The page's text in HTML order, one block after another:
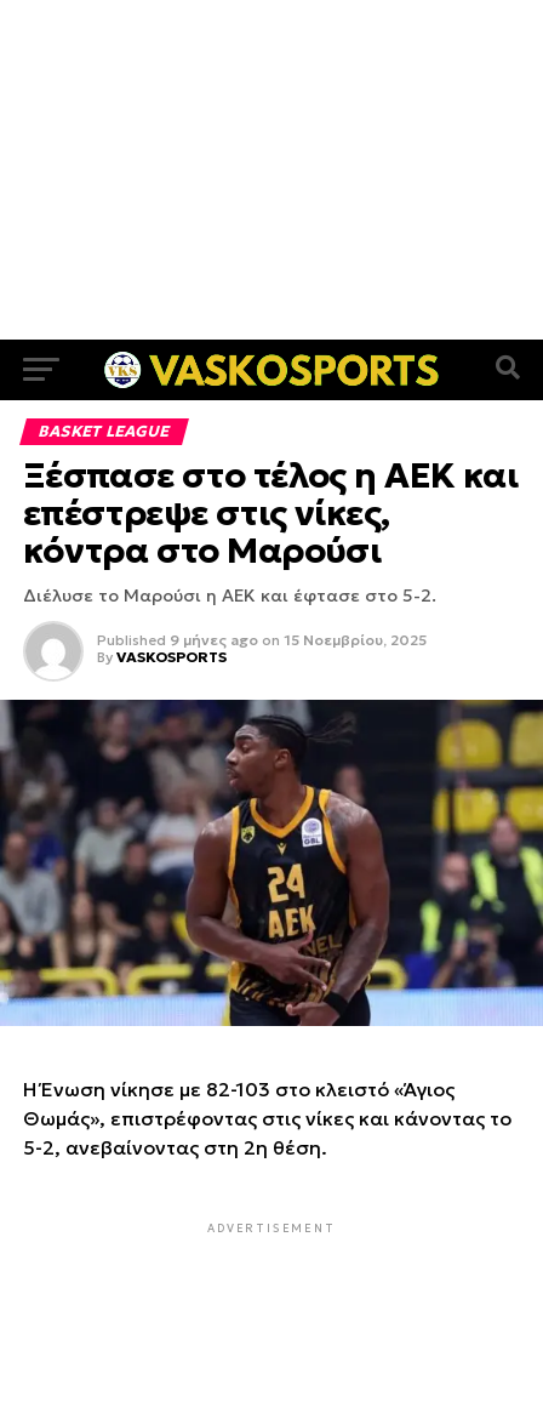
BASKET LEAGUE
Ξέσπασε στο τέλος η ΑΕΚ και
επέστρεψε στις νίκες,
κόντρα στο Μαρούσι
Διέλυσε το Μαρούσι η ΑΕΚ και έφτασε στο 5-2.
Published 9 μήνες ago on 15 Νοεμβρίου, 2025
By VASKOSPORTS
Η Ένωση νίκησε με 82-103 στο κλειστό «Άγιος
Θωμάς», επιστρέφοντας στις νίκες και κάνοντας το
5-2, ανεβαίνοντας στη 2η θέση.
ADVERTISEMENT